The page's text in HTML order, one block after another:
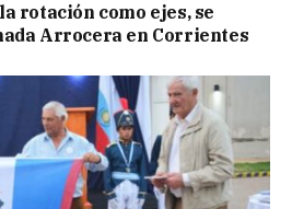
rotación como ejes, se
Arrocera en Corrientes